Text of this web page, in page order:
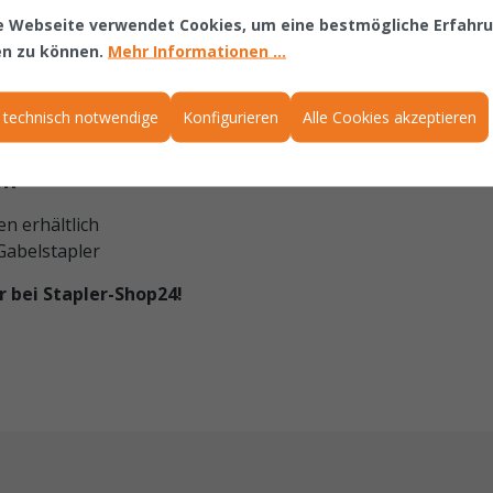
täglichen Einsatz abgenutzt werden. Ein rechtzeitiger
erhältlich
bei Stapler-Shop24!
Webseite verwendet Cookies, um eine bestmögliche
zu können. Mehr Informationen ...
notwendige Konfigurieren Alle Cookies akzeptieren